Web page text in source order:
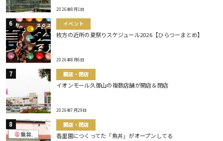
2026年8月1日
イベント
枚方の近所の夏祭りスケジュール2026【ひらつーまとめ】
2026年8月6日
開店・閉店
イオンモール久御山の複数店舗が開店＆閉店
2026年7月29日
開店・閉店
香里園につくってた「魚丼」がオープンしてる